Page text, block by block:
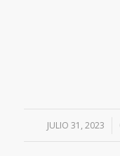
JULIO 31, 2023
/